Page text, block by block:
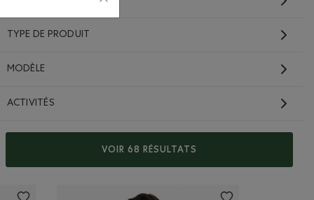
TYPE DE PRODUIT
MODÈLE
ACTIVITÉS
VOIR 68 RÉSULTATS
Couleur
en tricot Renew: MÉLANGE PRUNE Couleur
en tricot Renew: GRIS STRIÉ Couleur
classique en tricot Renew: NUAGE BLEU POIVRÉ Couleur
classique en tricot Renew: MÉLANGE MAROON FIGUE Couleur
Haut à manches courtes classique en tricot Renew:
Haut à manches courtes classique en tricot Renew: GRIS
Haut à manches courtes classique en tricot Renew:
Haut à manches courtes classique en tricot